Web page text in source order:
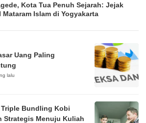
Kota Tua Penuh Sejarah: Jejak
Mataram Islam di Yogyakarta
Uang Paling
lalu
Bundling Kobi
Strategis Menuju Kuliah